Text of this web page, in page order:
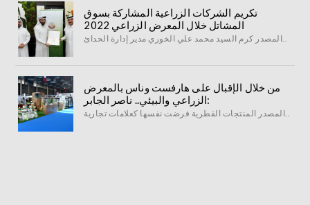
تكريم الشركات الزراعية المشاركة بسوق
المشاتل خلال المعرض الزراعي 2022
من خلال الإقبال على هارفست وناس بالمعرض
الزراعي والبيئي.. ناصر الجابر: